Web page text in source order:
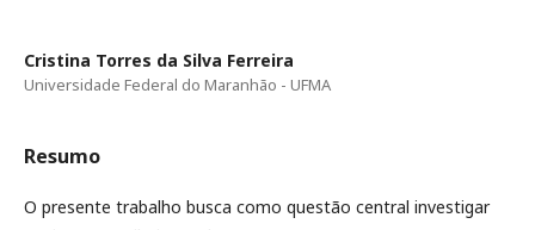
Cristina Torres da Silva Ferreira
Universidade Federal do Maranhão - UFMA
Resumo
O presente trabalho busca como questão central investigar